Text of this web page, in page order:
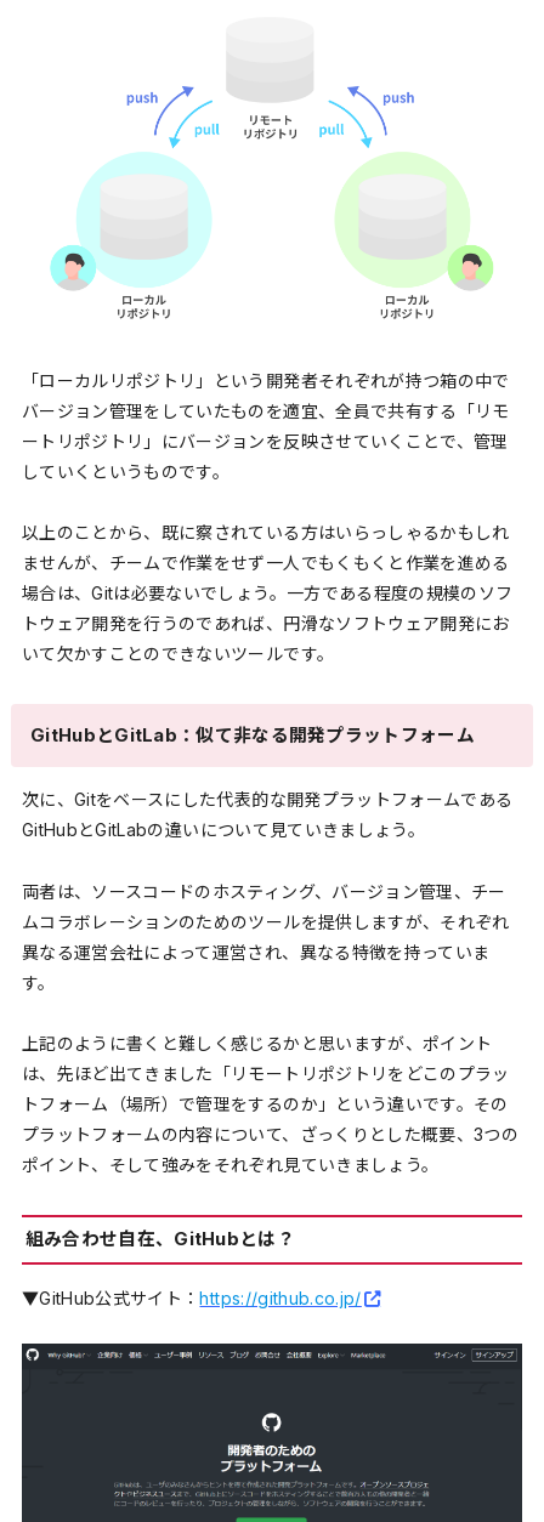
「ローカルリポジトリ」という開発者それぞれが持つ箱の中で
バージョン管理をしていたものを適宜、全員で共有する「リモ
ートリポジトリ」にバージョンを反映させていくことで、管理
していくというものです。
以上のことから、既に察されている方はいらっしゃるかもしれ
ませんが、チームで作業をせず一人でもくもくと作業を進める
場合は、Gitは必要ないでしょう。一方である程度の規模のソフ
トウェア開発を行うのであれば、円滑なソフトウェア開発にお
いて欠かすことのできないツールです。
GitHubとGitLab：似て非なる開発プラットフォーム
次に、Gitをベースにした代表的な開発プラットフォームである
GitHubとGitLabの違いについて見ていきましょう。
両者は、ソースコードのホスティング、バージョン管理、チー
ムコラボレーションのためのツールを提供しますが、それぞれ
異なる運営会社によって運営され、異なる特徴を持っていま
す。
上記のように書くと難しく感じるかと思いますが、ポイント
は、先ほど出てきました「リモートリポジトリをどこのプラッ
トフォーム（場所）で管理をするのか」という違いです。その
プラットフォームの内容について、ざっくりとした概要、3つの
ポイント、そして強みをそれぞれ見ていきましょう。
組み合わせ自在、GitHubとは？
▼GitHub公式サイト：https://github.co.jp/